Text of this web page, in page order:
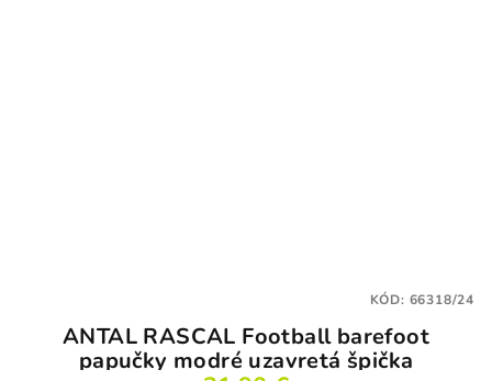
ANTAL RASCAL Football barefoot
papučky modré uzavretá špička
KÓD: 66318/24